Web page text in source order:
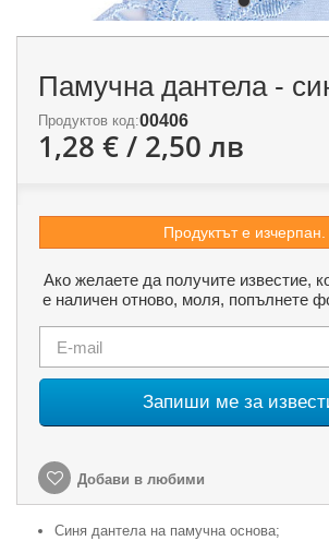
Памучна дантела -
Продуктов код:00406
1,28 € / 2,50 лв
Продуктът е изчерпан.
Ако желаете да получите известие,
е наличен отново, моля, попълнете
Запиши ме за
Добави в любими
Синя дантела на памучна основа;